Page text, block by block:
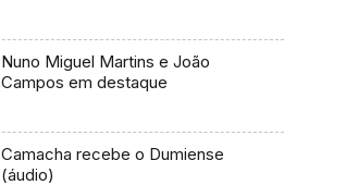
Nuno Miguel Martins e João
Campos em destaque
Camacha recebe o Dumiense
(áudio)